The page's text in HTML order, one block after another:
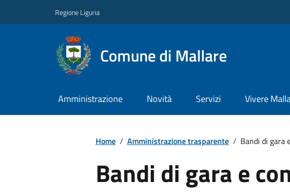
Regione Liguria
Comune di Mallare
Amministrazione Novità Servizi Vivere
Home / Amministrazione trasparente / Bandi di gara
Bandi di gara e